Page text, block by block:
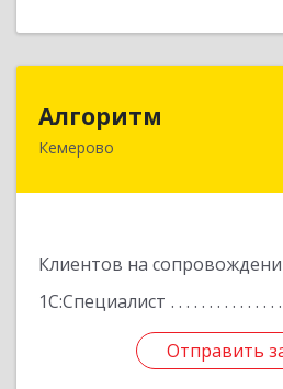
Алгоритм
Кемерово
Клиентов на
1С:Специалист
Отправить
Отправить